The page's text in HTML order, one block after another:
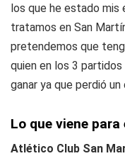
los que he estado mis
tratamos en San
pretendemos que
quien en los 3
ganar ya que perdió
Lo que viene
Atlético Club San